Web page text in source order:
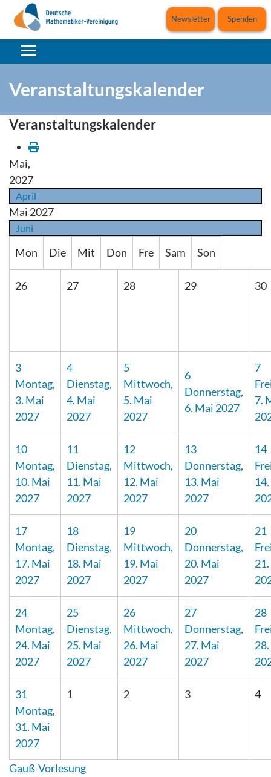
Spenden
Newsletter
Veranstaltungskalender
Veranstaltungskalender
Mai,
2027
April
Mai 2027
Juni
Mon Die Mit Don Fre Sam Son
26 27 28 29 30
3
Montag,
3. Mai
2027
4
Dienstag,
4. Mai
2027
5
Mittwoch,
5. Mai
2027
6
Donnerstag,
6. Mai 2027
7
7.
10
Montag,
10. Mai
2027
11
Dienstag,
11. Mai
2027
12
Mittwoch,
12. Mai
2027
13
Donnerstag,
13. Mai
2027
14
17
Montag,
17. Mai
2027
18
Dienstag,
18. Mai
2027
19
Mittwoch,
19. Mai
2027
20
Donnerstag,
20. Mai
2027
21
24
Montag,
24. Mai
2027
25
Dienstag,
25. Mai
2027
26
Mittwoch,
26. Mai
2027
27
Donnerstag,
27. Mai
2027
28
31
Montag,
31. Mai
2027
1 2 3 4
Gauß-Vorlesung